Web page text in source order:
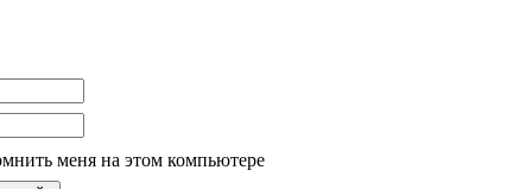
меня на этом компьютере